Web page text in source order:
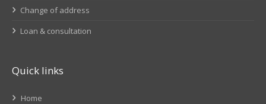
Change of address
Loan & consultation
Quick links
Home